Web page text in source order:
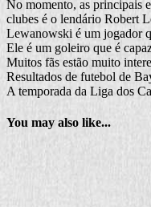
No momento, as principais
clubes é o lendário Robert
Lewanowski é um jogador
Ele é um goleiro que é
Muitos fãs estão muito
Resultados de futebol de
A temporada da Liga dos
You may also like...